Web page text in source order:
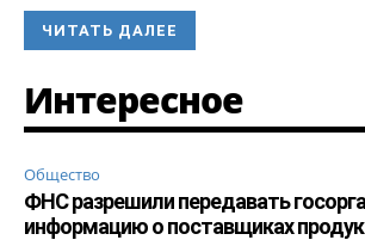
ЧИТАТЬ ДАЛЕЕ
Интересное
Общество
ФНС разрешили передавать
информацию о поставщиках